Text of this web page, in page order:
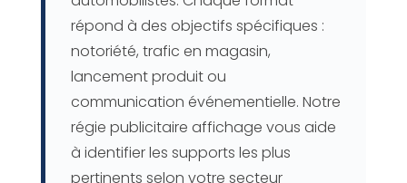
répond à des objectifs spécifiques :
notoriété, trafic en magasin,
lancement produit ou
communication événementielle. Notre
régie publicitaire affichage vous aide
à identifier les supports les plus
pertinents selon votre secteur